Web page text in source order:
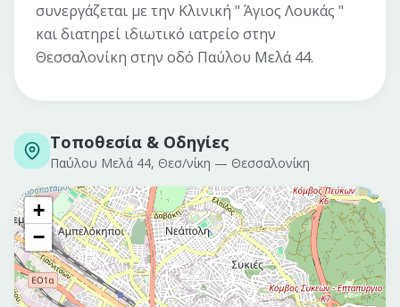
συνεργάζεται με την Κλινική " Άγιος Λουκάς "
και διατηρεί ιδιωτικό ιατρείο στην
Θεσσαλονίκη στην οδό Παύλου Μελά 44.
Τοποθεσία & Οδηγίες
Παύλου Μελά 44, Θεσ/νίκη — Θεσσαλονίκη
+
−